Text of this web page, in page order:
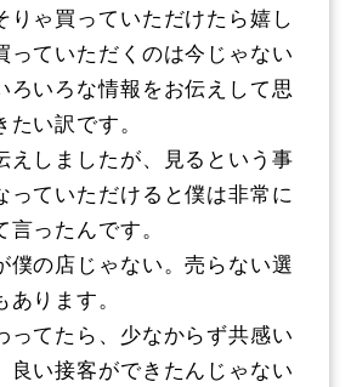
りゃ買っていただけたら嬉し
っていただくのは今じゃない
ろいろな情報をお伝えして思
い訳です。
えしましたが、見るという事
っていただけると僕は非常に
ったんです。
僕の店じゃない。売らない選
ります。
ってたら、少なからず共感い
良い接客ができたんじゃない